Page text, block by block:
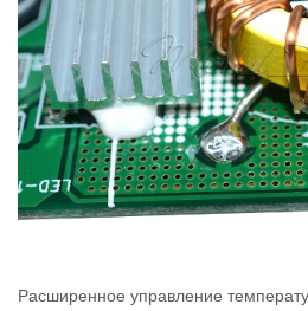
Расширенное управление